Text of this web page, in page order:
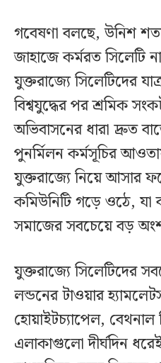
গবেষণা বলছে, উনিশ
জাহাজে কর্মরত সিলেটি
যুক্তরাজ্যে সিলেটিদের
বিশ্বযুদ্ধের পর শ্রমিক
অভিবাসনের ধারা দ্রুত
পুনর্মিলন কর্মসূচির
যুক্তরাজ্যে নিয়ে আসার
কমিউনিটি গড়ে ওঠে, যা
সমাজের সবচেয়ে বড়
যুক্তরাজ্যে সিলেটিদের
লন্ডনের টাওয়ার
হোয়াইটচ্যাপেল,
এলাকাগুলো দীর্ঘদিন